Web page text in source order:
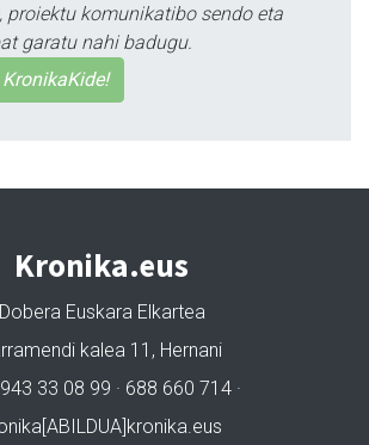
proiektu komunikatibo sendo eta
garatu nahi badugu.
Kronika.eus
Dobera Euskara Elkartea
kalea 11, Hernani
33 08 99 · 688 660 714 ·